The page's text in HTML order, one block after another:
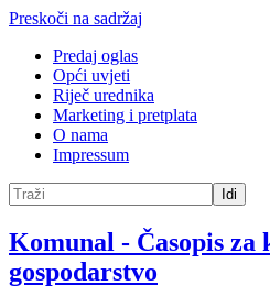
Preskoči na sadržaj
Predaj oglas
Opći uvjeti
Riječ urednika
Marketing i pretplata
O nama
Impressum
Idi
Komunal - Časopis za
gospodarstvo